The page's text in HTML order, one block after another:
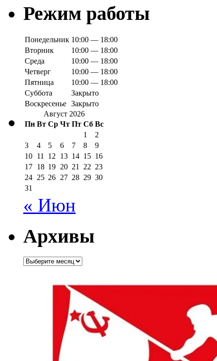
Режим работы
Понедельник 10:00 — 18:00
Вторник
10:00 — 18:00
Среда
10:00 — 18:00
Четверг
10:00 — 18:00
Пятница
10:00 — 18:00
Суббота
Закрыто
Воскресенье Закрыто
Август 2026
Пн Вт Ср Чт Пт Сб Вс
1
2
3
4 5 6 7 8
9
10 11 12 13 14 15 16
17 18 19 20 21 22 23
24 25 26 27 28 29 30
31
« Июн
Архивы
Архивы